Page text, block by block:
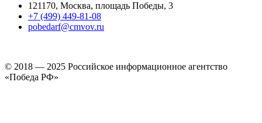
121170, Москва, площадь Победы, 3
+7 (499) 449-81-08
pobedarf@cmvov.ru
© 2018 — 2025 Российское информационное агентство
«Победа РФ»